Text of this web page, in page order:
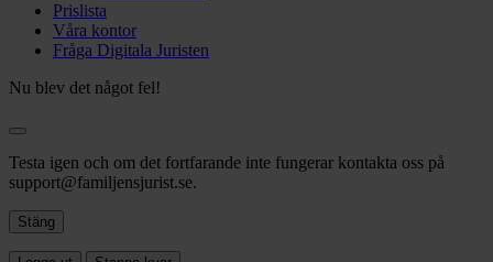
Prislista
Våra kontor
Fråga Digitala Juristen
Nu blev det något fel!
Testa igen och om det fortfarande inte fungerar kontakta oss på
support@familjensjurist.se.
Stäng